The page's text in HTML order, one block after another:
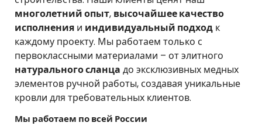
многолетний опыт, высочайшее качество
исполнения и индивидуальный подход к
каждому проекту. Мы работаем только с
первоклассными материалами – от элитного
натурального сланца до эксклюзивных медных
элементов ручной работы, создавая уникальные
кровли для требовательных клиентов.
Мы работаем по всей России